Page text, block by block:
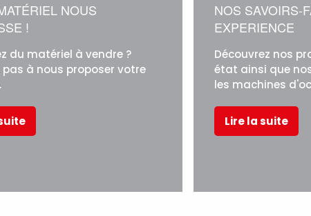
NOUS
!
du matériel à vendre ?
pas à nous proposer votre
NOS SAVOIRS-
EXPERIENCE
Découvrez nos
état ainsi que
les machines
Lire la suite